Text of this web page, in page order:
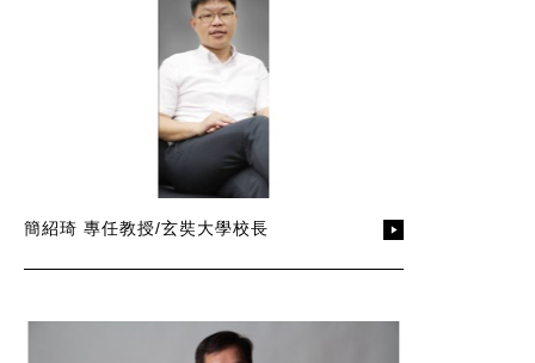
簡紹琦 專任教授/玄奘大學校長